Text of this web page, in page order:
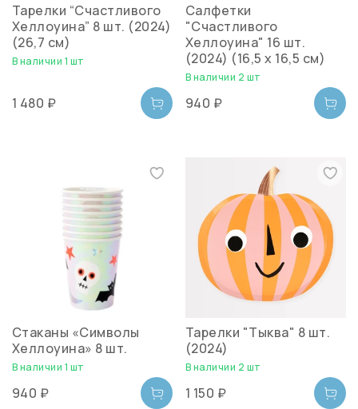
Тарелки “Счастливого
Хеллоуина” 8 шт. (2024)
(26,7 см)
В наличии 1 шт
1 480 ₽
Салфетки
"Счастливого
Хеллоуина" 16 шт.
(2024) (16,5 х 16,5 см)
В наличии 2 шт
940 ₽
Стаканы «Символы
Хеллоуина» 8 шт.
В наличии 1 шт
940 ₽
Тарелки "Тыква" 8 шт.
(2024)
В наличии 2 шт
1 150 ₽